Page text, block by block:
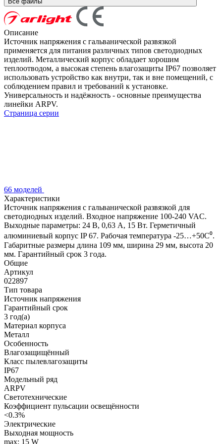
Описание
Источник напряжения с гальванической развязкой
применяется для питания различных типов светодиодных
изделий. Металлический корпус обладает хорошим
теплоотводом, а высокая степень влагозащиты IP67 позволяет
использовать устройство как внутри, так и вне помещений, с
соблюдением правил и требований к установке.
Универсальность и надёжность - основные преимущества
линейки ARPV.
Страница серии
66 моделей
Характеристики
Источник напряжения с гальванической развязкой для
светодиодных изделий. Входное напряжение 100-240 VAC.
Выходные параметры: 24 В, 0,63 А, 15 Вт. Герметичный
алюминиевый корпус IP 67. Рабочая температура -25…+50C⁰.
Габаритные размеры длина 109 мм, ширина 29 мм, высота 20
мм. Гарантийный срок 3 года.
Общие
Артикул
022897
Тип товара
Источник напряжения
Гарантийный срок
3 год(а)
Материал корпуса
Металл
Особенность
Влагозащищённый
Класс пылевлагозащиты
IP67
Модельный ряд
ARPV
Светотехнические
Коэффициент пульсации освещённости
<0.3%
Электрические
Выходная мощность
max: 15 W